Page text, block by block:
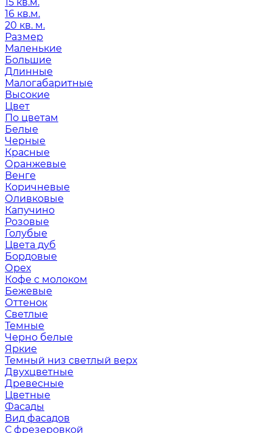
16 кв.м.
20 кв. м.
Размер
Маленькие
Большие
Длинные
Малогабаритные
Высокие
Цвет
По цветам
Белые
Черные
Красные
Оранжевые
Венге
Коричневые
Оливковые
Капучино
Розовые
Голубые
Цвета дуб
Бордовые
Орех
Кофе с молоком
Бежевые
Оттенок
Светлые
Темные
Черно белые
Яркие
Темный низ светлый верх
Двухцветные
Древесные
Цветные
Фасады
Вид фасадов
С фрезеровкой